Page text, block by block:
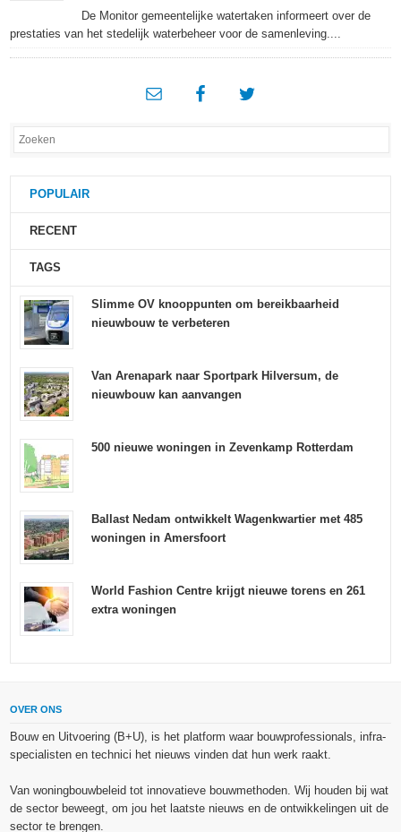
De Monitor gemeentelijke watertaken informeert over de
prestaties van het stedelijk waterbeheer voor de samenleving....
POPULAIR
RECENT
TAGS
Slimme OV knooppunten om bereikbaarheid
nieuwbouw te verbeteren
Van Arenapark naar Sportpark Hilversum, de
nieuwbouw kan aanvangen
500 nieuwe woningen in Zevenkamp Rotterdam
Ballast Nedam ontwikkelt Wagenkwartier met 485
woningen in Amersfoort
World Fashion Centre krijgt nieuwe torens en 261
extra woningen
OVER ONS
Bouw en Uitvoering (B+U), is het platform waar bouwprofessionals, infra-
specialisten en technici het nieuws vinden dat hun werk raakt.
Van woningbouwbeleid tot innovatieve bouwmethoden. Wij houden bij wat
de sector beweegt, om jou het laatste nieuws en de ontwikkelingen uit de
sector te brengen.